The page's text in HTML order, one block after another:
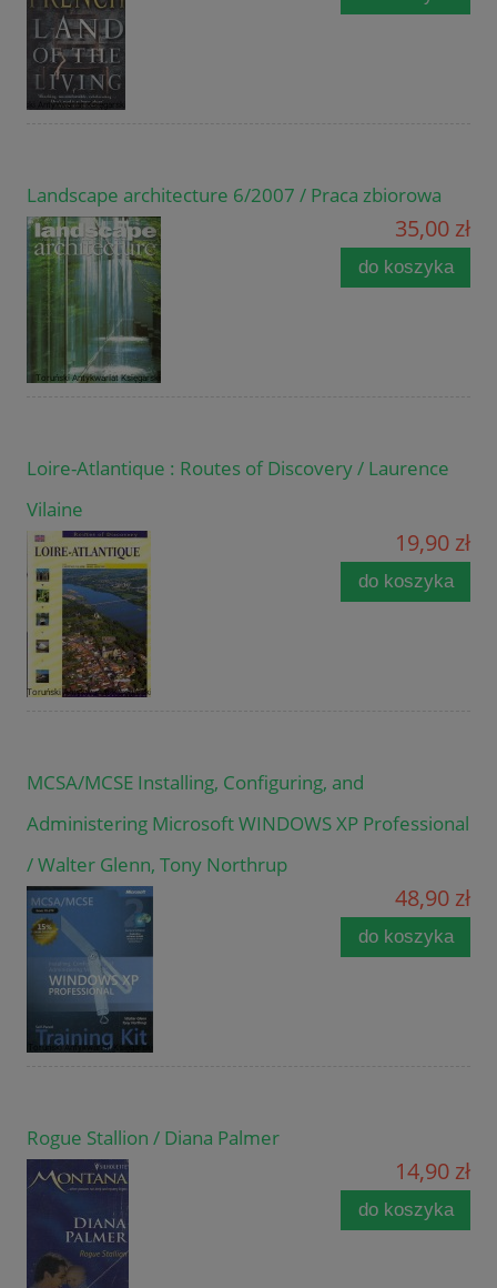
Landscape architecture 6/2007 / Praca zbiorowa
35,00 zł
do koszyka
Loire-Atlantique : Routes of Discovery / Laurence
Vilaine
19,90 zł
do koszyka
MCSA/MCSE Installing, Configuring, and
Administering Microsoft WINDOWS XP Professional
/ Walter Glenn, Tony Northrup
48,90 zł
do koszyka
Rogue Stallion / Diana Palmer
14,90 zł
do koszyka